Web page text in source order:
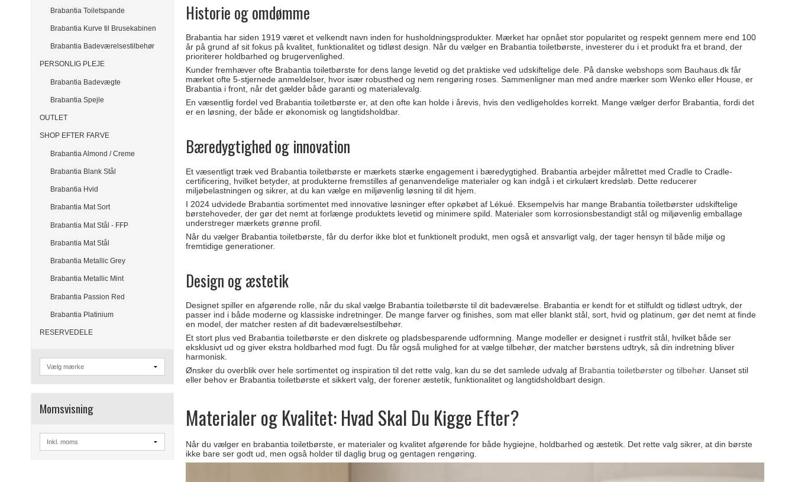
Brabantia Toiletspande
Brabantia Kurve til Brusekabinen
Brabantia Badeværelsestilbehør
PERSONLIG PLEJE
Brabantia Badevægte
Brabantia Spejle
OUTLET
SHOP EFTER FARVE
Brabantia Almond / Creme
Brabantia Blank Stål
Brabantia Hvid
Brabantia Mat Sort
Brabantia Mat Stål - FFP
Brabantia Mat Stål
Brabantia Metallic Grey
Brabantia Metallic Mint
Brabantia Passion Red
Brabantia Platinium
RESERVEDELE
Momsvisning
Historie og omdømme
Brabantia har siden 1919 været et velkendt navn inden for husholdningsprodukter. Mærket har opnået stor popularitet og respekt gennem mere end 100
år på grund af sit fokus på kvalitet, funktionalitet og tidløst design. Når du vælger en Brabantia toiletbørste, investerer du i et produkt fra et brand, der
prioriterer holdbarhed og brugervenlighed.
Kunder fremhæver ofte Brabantia toiletbørste for dens lange levetid og det praktiske ved udskiftelige dele. På danske webshops som Bauhaus.dk får
mærket ofte 5-stjernede anmeldelser, hvor især robusthed og nem rengøring roses. Sammenligner man med andre mærker som Wenko eller House, er
Brabantia i front, når det gælder både garanti og materialevalg.
En væsentlig fordel ved Brabantia toiletbørste er, at den ofte kan holde i årevis, hvis den vedligeholdes korrekt. Mange vælger derfor Brabantia, fordi det
er en løsning, der både er økonomisk og langtidsholdbar.
Bæredygtighed og innovation
Et væsentligt træk ved Brabantia toiletbørste er mærkets stærke engagement i bæredygtighed. Brabantia arbejder målrettet med Cradle to Cradle-
certificering, hvilket betyder, at produkterne fremstilles af genanvendelige materialer og kan indgå i et cirkulært kredsløb. Dette reducerer
miljøbelastningen og sikrer, at du kan vælge en miljøvenlig løsning til dit hjem.
I 2024 udvidede Brabantia sortimentet med innovative løsninger efter opkøbet af Lékué. Eksempelvis har mange Brabantia toiletbørster udskiftelige
børstehoveder, der gør det nemt at forlænge produktets levetid og minimere spild. Materialer som korrosionsbestandigt stål og miljøvenlig emballage
understreger mærkets grønne profil.
Når du vælger Brabantia toiletbørste, får du derfor ikke blot et funktionelt produkt, men også et ansvarligt valg, der tager hensyn til både miljø og
fremtidige generationer.
Design og æstetik
Designet spiller en afgørende rolle, når du skal vælge Brabantia toiletbørste til dit badeværelse. Brabantia er kendt for et stilfuldt og tidløst udtryk, der
passer ind i både moderne og klassiske indretninger. De mange farver og finishes, som mat eller blankt stål, sort, hvid og platinum, gør det nemt at finde
en model, der matcher resten af dit badeværelsestilbehør.
Et stort plus ved Brabantia toiletbørste er den diskrete og pladsbesparende udformning. Mange modeller er designet i rustfrit stål, hvilket både ser
eksklusivt ud og giver ekstra holdbarhed mod fugt. Du får også mulighed for at vælge tilbehør, der matcher børstens udtryk, så din indretning bliver
harmonisk.
Ønsker du overblik over hele sortimentet og inspiration til det rette valg, kan du se det samlede udvalg af Brabantia toiletbørster og tilbehør. Uanset stil
eller behov er Brabantia toiletbørste et sikkert valg, der forener æstetik, funktionalitet og langtidsholdbart design.
Materialer og Kvalitet: Hvad Skal Du Kigge Efter?
Når du vælger en brabantia toiletbørste, er materialer og kvalitet afgørende for både hygiejne, holdbarhed og æstetik. Det rette valg sikrer, at din børste
ikke bare ser godt ud, men også holder til daglig brug og gentagen rengøring.